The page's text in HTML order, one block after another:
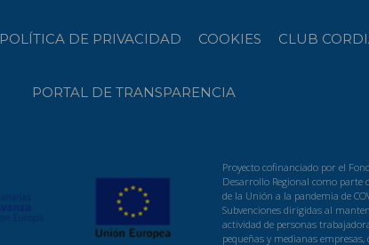
POLÍTICA DE PRIVACIDAD COOKIES CLUB
PORTAL DE TRANSPARENCIA
Proyecto cofinanciado por el
Desarrollo Regional como parte
de la Unión a la pandemia de
Subvenciones dirigidas al
actividad de personas
pequeñas y medianas empresas,